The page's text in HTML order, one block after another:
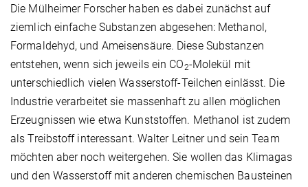
Die Mülheimer Forscher haben es dabei zunächst auf
ziemlich einfache Substanzen abgesehen: Methanol,
Formaldehyd, und Ameisensäure. Diese Substanzen
entstehen, wenn sich jeweils ein CO2-Molekül mit
unterschiedlich vielen Wasserstoff-Teilchen einlässt. Die
Industrie verarbeitet sie massenhaft zu allen möglichen
Erzeugnissen wie etwa Kunststoffen. Methanol ist zudem
als Treibstoff interessant. Walter Leitner und sein Team
möchten aber noch weitergehen. Sie wollen das Klimagas
und den Wasserstoff mit anderen chemischen Bausteinen